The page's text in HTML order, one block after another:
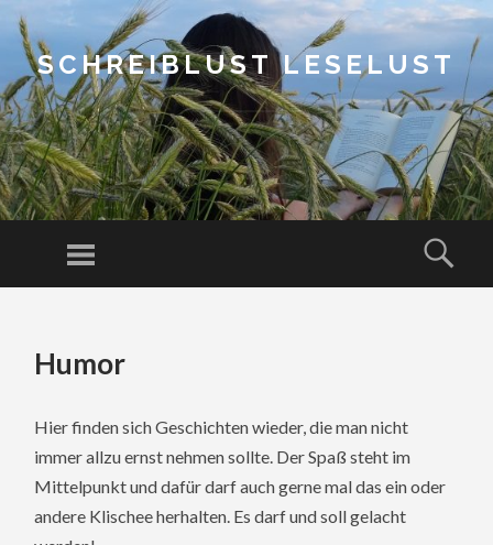
SCHREIBLUST LESELUST
Menu
CONTENTHumor
Hier finden sich Geschichten wieder, die man nicht
immer allzu ernst nehmen sollte. Der Spaß steht im
Mittelpunkt und dafür darf auch gerne mal das ein oder
andere Klischee herhalten. Es darf und soll gelacht